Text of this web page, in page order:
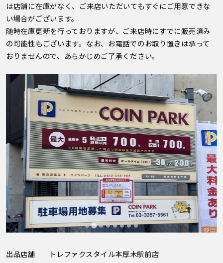
は店舗に在庫がなく、ご来店いただいてもすぐにご用意できな
い場合がございます。
随時在庫更新を行っておりますが、ご来店時にすでに販売済み
の可能性もございます。なお、お電話でのお取り置きは承って
おりませんので、あらかじめご了承ください。
出品店舗
トレファクスタイル本厚木駅前店